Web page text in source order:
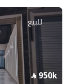
للبيع
950k